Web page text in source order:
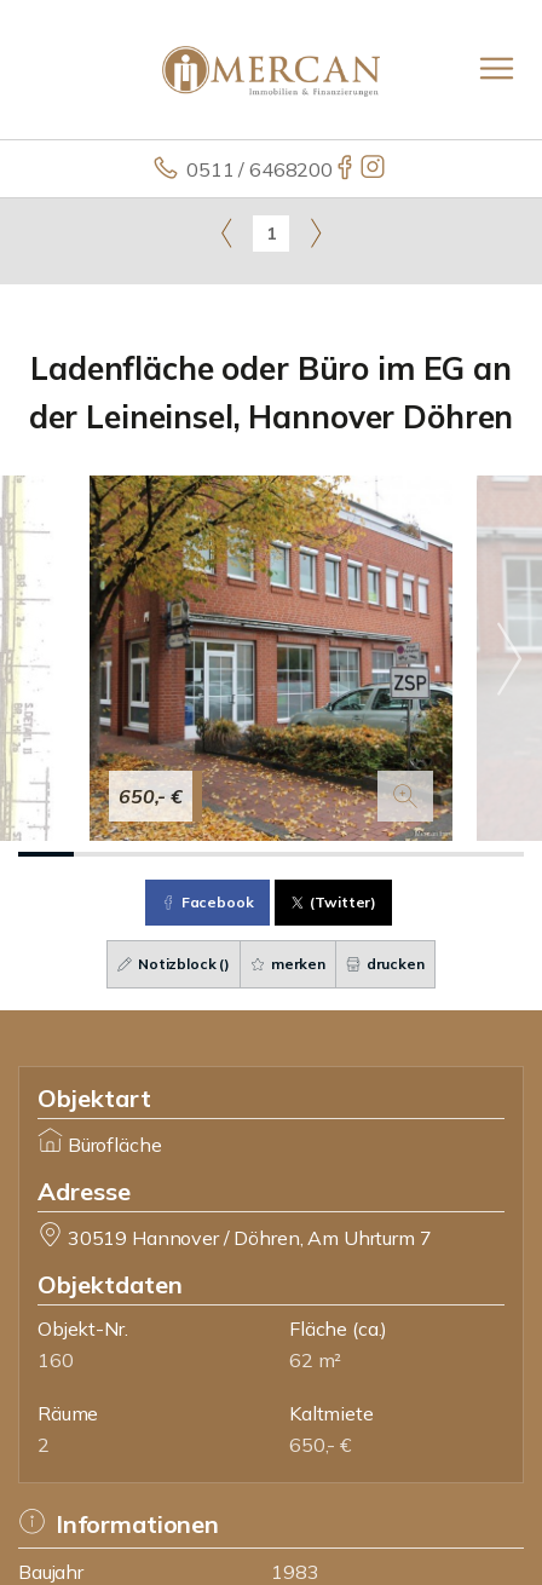
0511 / 6468200
1
Ladenfläche oder Büro im EG an
der Leineinsel, Hannover Döhren
650,- €
Facebook (Twitter)
Notizblock () merken drucken
Objektart
Bürofläche
Adresse
30519 Hannover / Döhren, Am Uhrturm 7
Objektdaten
Objekt-Nr.
160
Fläche (ca.)
62 m²
Räume
2
Kaltmiete
650,- €
Informationen
Baujahr
1983